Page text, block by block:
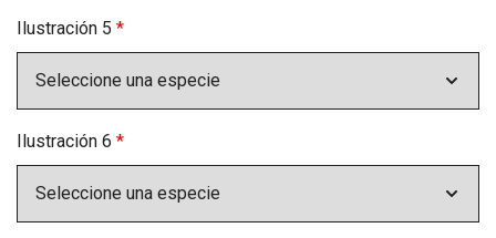
Ilustración 5 *
Ilustración 6 *